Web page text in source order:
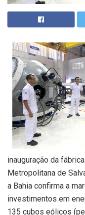
inauguração da
Metropolitana de
a Bahia confirma a
investimentos em
135 cubos eólicos